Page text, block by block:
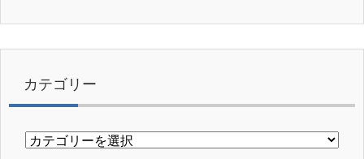
カテゴリー
カ